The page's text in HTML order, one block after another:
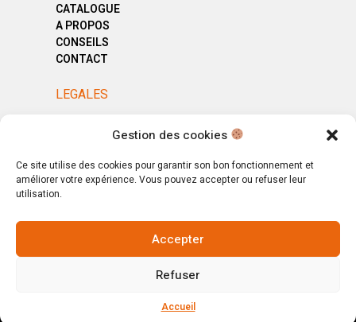
Gestion des cookies
Ce site utilise des cookies pour garantir son bon fonctionnement et
améliorer votre expérience. Vous pouvez accepter ou refuser leur
utilisation.
Accepter
Refuser
Accueil
CATALOGUE
A PROPOS
CONSEILS
CONTACT
LEGALES
MENTIONS LÉGALES
CGV
© Copyright 2025. All Rights Reserved.
Votre magasin, votre intérieur.